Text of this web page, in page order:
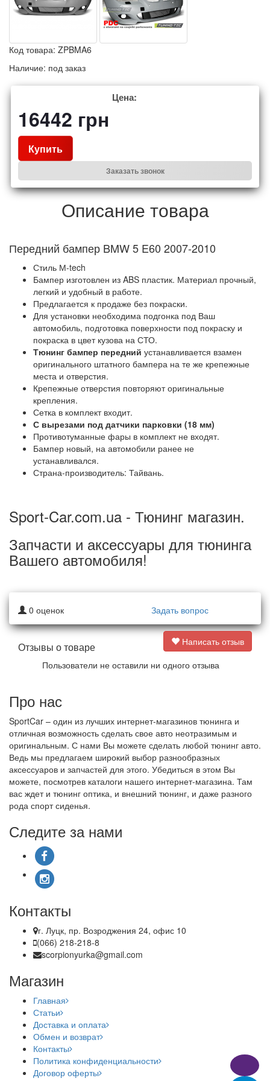
Код товара: ZPBMA6
Наличие: под заказ
Цена:
16442 грн
Купить
Заказать звонок
Описание товара
Передний бампер BMW 5 E60 2007-2010
Стиль М-tech
Бампер изготовлен из ABS пластик. Материал прочный,
легкий и удобный в работе.
Предлагается к продаже без покраски.
Для установки необходима подгонка под Ваш
автомобиль, подготовка поверхности под покраску и
покраска в цвет кузова на СТО.
Тюнинг бампер передний устанавливается взамен
оригинального штатного бампера на те же крепежные
места и отверстия.
Крепежные отверстия повторяют оригинальные
крепления.
Сетка в комплект входит.
С вырезами под датчики парковки (18 мм)
Противотуманные фары в комплект не входят.
Бампер новый, на автомобили ранее не
устанавливался.
Страна-производитель: Тайвань.
Sport-Car.com.ua - Тюнинг магазин.
Запчасти и аксессуары для тюнинга
Вашего автомобиля!
0 оценок Задать вопрос
Отзывы о товаре
Написать отзыв
Пользователи не оставили ни одного отзыва
Про нас
SportCar – один из лучших интернет-магазинов тюнинга и
отличная возможность сделать свое авто неотразимым и
оригинальным. С нами Вы можете сделать любой тюнинг авто.
Ведь мы предлагаем широкий выбор разнообразных
аксессуаров и запчастей для этого. Убедиться в этом Вы
можете, посмотрев каталоги нашего интернет-магазина. Там
вас ждет и тюнинг оптика, и внешний тюнинг, и даже разного
рода спорт сиденья.
Следите за нами
Контакты
г. Луцк, пр. Возроджения 24, офис 10
(066) 218-218-8
scorpionyurka@gmail.com
Магазин
Главная
Статьи
Доставка и оплата
Обмен и возврат
Контакты
Политика конфиденциальности
Договор оферты